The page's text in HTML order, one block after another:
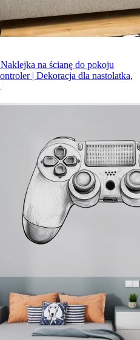
na ścianę do pokoju
| Dekoracja dla nastolatka,